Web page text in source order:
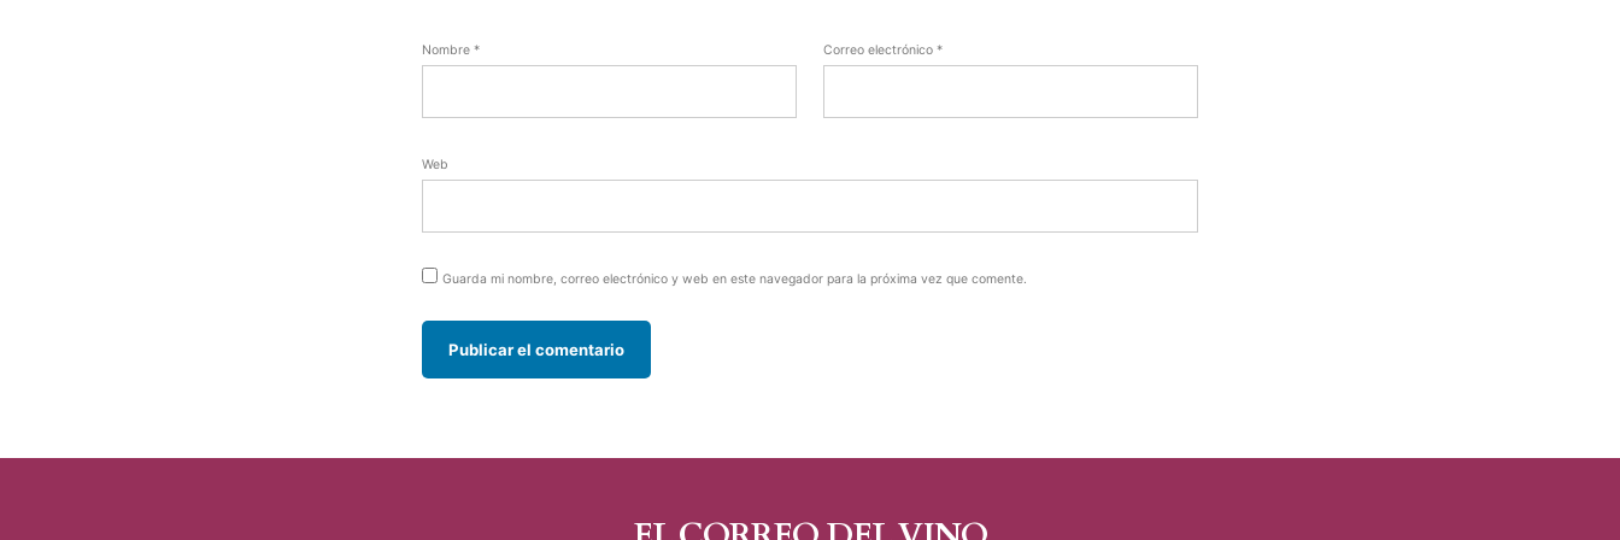
Nombre * Correo electrónico *
Web
Guarda mi nombre, correo electrónico y web en este navegador para la próxima vez que comente.